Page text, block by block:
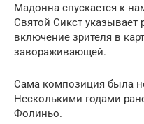
Мадонна спускается к
Святой Сикст указывает
включение зрителя в
завораживающей.
Сама композиция была
Несколькими годами
Фолиньо.